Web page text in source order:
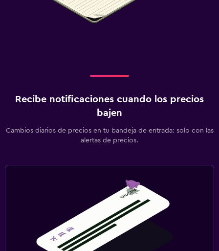
Recibe notificaciones cuando los precios
bajen
Cambios diarios de precios en tu bandeja de entrada: solo con las
alertas de precios.